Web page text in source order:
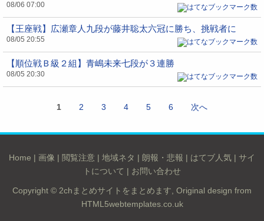
08/06 07:00
【王座戦】広瀬章人九段が藤井聡太六冠に勝ち、挑戦者に
08/05 20:55
【順位戦Ｂ級２組】青嶋未来七段が３連勝
08/05 20:30
1 2 3 4 5 6 次へ
Home 画像 閲覧注意 地域ネタ 朗報・悲報 はてブ人気
サイ
トについて
お問い合わせ
Copyright © 2chまとめサイトをまとめます, Original design from
HTML5webtemplates.co.uk